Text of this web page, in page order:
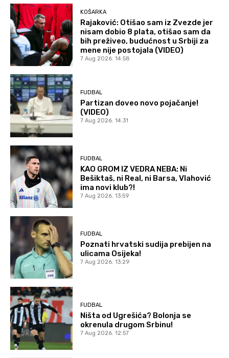
KOŠARKA
Rajaković: Otišao sam iz Zvezde jer
nisam dobio 8 plata, otišao sam da
bih preživeo, budućnost u Srbiji za
mene nije postojala (VIDEO)
7 Aug 2026. 14:58
FUDBAL
Partizan doveo novo pojačanje!
(VIDEO)
7 Aug 2026. 14:31
FUDBAL
KAO GROM IZ VEDRA NEBA: Ni
Bešiktaš, ni Real, ni Barsa, Vlahović
ima novi klub?!
7 Aug 2026. 13:59
FUDBAL
Poznati hrvatski sudija prebijen na
ulicama Osijeka!
7 Aug 2026. 13:29
FUDBAL
Ništa od Ugrešića? Bolonja se
okrenula drugom Srbinu!
7 Aug 2026. 12:57